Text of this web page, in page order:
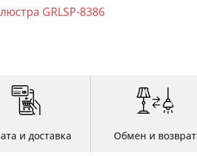
Золото
Дизайн/Форма
Пауки
Шары
GRLSP-8386
и доставка Обмен и возврат